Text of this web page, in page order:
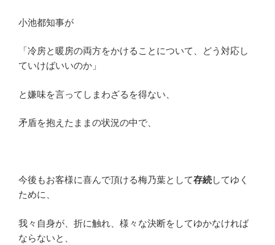
小池都知事が
「冷房と暖房の両方をかけることについて、どう対応し
ていけばいいのか」
と嫌味を言ってしまわざるを得ない、
矛盾を抱えたままの状況の中で、
今後もお客様に喜んで頂ける梅乃葉として存続してゆく
ために、
我々自身が、折に触れ、様々な決断をしてゆかなければ
ならないと、